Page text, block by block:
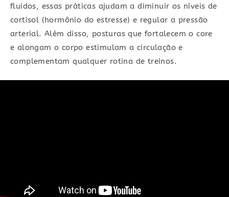
fluidos, essas práticas ajudam a diminuir os níveis de
cortisol (hormônio do estresse) e regular a pressão
arterial. Além disso, posturas que fortalecem o core
e alongam o corpo estimulam a circulação e
complementam qualquer rotina de treinos.